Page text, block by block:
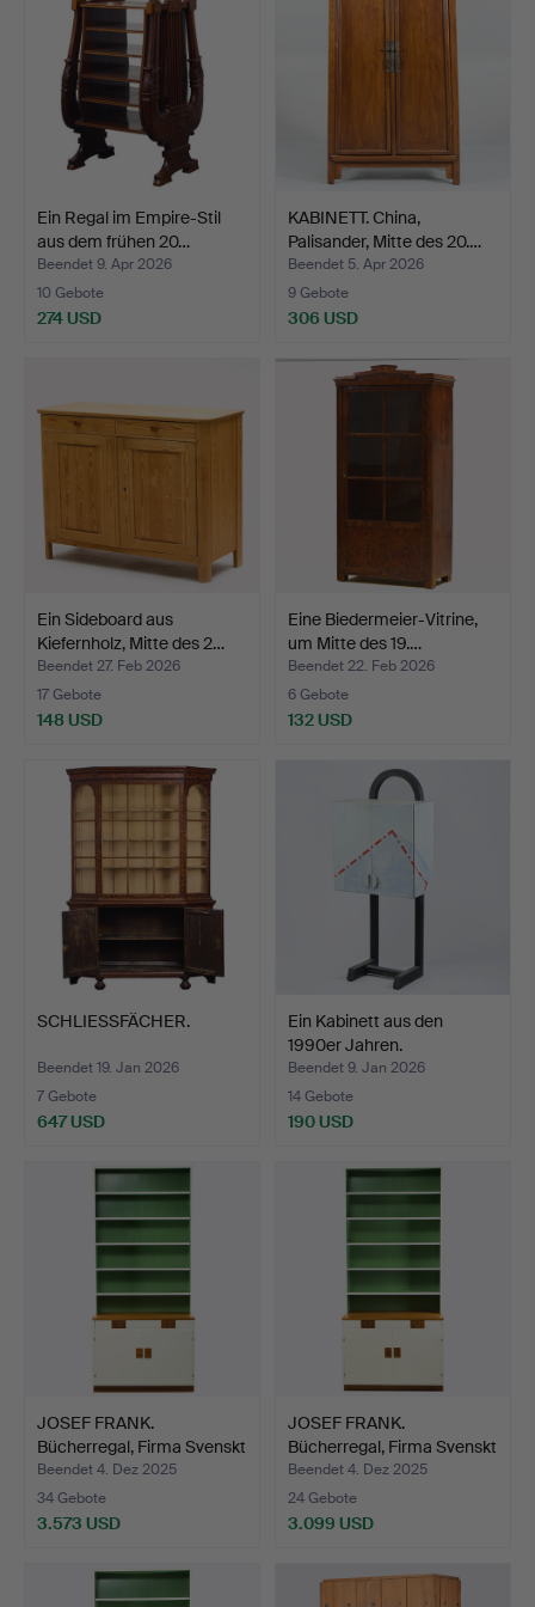
Ein Regal im Empire-Stil
aus dem frühen 20…
Beendet 9. Apr 2026
10 Gebote
274 USD
KABINETT. China,
Palisander, Mitte des 20.…
Beendet 5. Apr 2026
9 Gebote
306 USD
Ein Sideboard aus
Kiefernholz, Mitte des 2…
Beendet 27. Feb 2026
17 Gebote
148 USD
Eine Biedermeier-Vitrine,
um Mitte des 19.…
Beendet 22. Feb 2026
6 Gebote
132 USD
SCHLIESSFÄCHER.
Beendet 19. Jan 2026
7 Gebote
647 USD
Ein Kabinett aus den
1990er Jahren.
Beendet 9. Jan 2026
14 Gebote
190 USD
JOSEF FRANK.
Bücherregal, Firma Svenskt
Te…
Beendet 4. Dez 2025
34 Gebote
3.573 USD
JOSEF FRANK.
Bücherregal, Firma Svenskt
Te…
Beendet 4. Dez 2025
24 Gebote
3.099 USD